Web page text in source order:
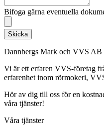
Bifoga gärna eventuella
Skicka
Dannbergs Mark och VVS AB
Vi är ett erfaren VVS-företag
erfarenhet inom rörmokeri,
Hör av dig till oss för en
våra tjänster!
Våra tjänster